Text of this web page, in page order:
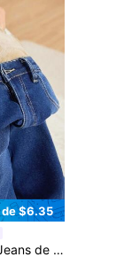
$6.35
forro térmico, azul, para otoño e invierno, talla pequeña